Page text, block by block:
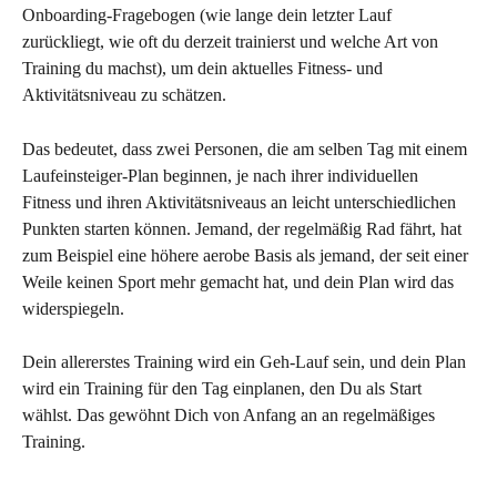
Onboarding-Fragebogen (wie lange dein letzter Lauf
zurückliegt, wie oft du derzeit trainierst und welche Art von
Training du machst), um dein aktuelles Fitness- und
Aktivitätsniveau zu schätzen.
Das bedeutet, dass zwei Personen, die am selben Tag mit einem
Laufeinsteiger-Plan beginnen, je nach ihrer individuellen
Fitness und ihren Aktivitätsniveaus an leicht unterschiedlichen
Punkten starten können. Jemand, der regelmäßig Rad fährt, hat
zum Beispiel eine höhere aerobe Basis als jemand, der seit einer
Weile keinen Sport mehr gemacht hat, und dein Plan wird das
widerspiegeln.
Dein allererstes Training wird ein Geh-Lauf sein, und dein Plan
wird ein Training für den Tag einplanen, den Du als Start
wählst. Das gewöhnt Dich von Anfang an an regelmäßiges
Training.